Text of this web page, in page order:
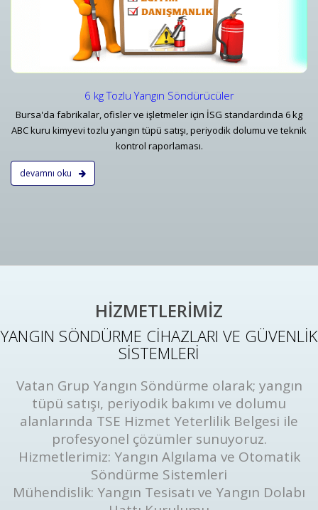
6 kg Tozlu Yangın Söndürücüler
Bursa'da fabrikalar, ofisler ve işletmeler için İSG standardında 6 kg
ABC kuru kimyevi tozlu yangın tüpü satışı, periyodik dolumu ve teknik
kontrol raporlaması.
devamnı oku
Detaylar
HİZMETLERİMİZ
YANGIN SÖNDÜRME CİHAZLARI VE GÜVENLİK
SİSTEMLERİ
Vatan Grup Yangın Söndürme olarak; yangın
tüpü satışı, periyodik bakımı ve dolumu
alanlarında TSE Hizmet Yeterlilik Belgesi ile
profesyonel çözümler sunuyoruz.
Hizmetlerimiz: Yangın Algılama ve Otomatik
Söndürme Sistemleri
Mühendislik: Yangın Tesisatı ve Yangın Dolabı